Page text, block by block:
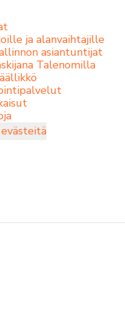
ja alanvaihtajille
asiantuntijat
Talenomilla